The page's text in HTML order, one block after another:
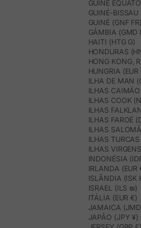
GUINÉ
GUINÉ-BISSAU
GUINÉ (GNF FR)
GÂMBIA (GMD
HAITI (HTG G)
HONDURAS
HONG KONG,
HUNGRIA (EUR
ILHA DE MAN
ILHAS
ILHAS COOK
ILHAS
ILHAS FAROÉ
ILHAS
ILHAS
ILHAS
INDONÉSIA
IRLANDA (EUR
ISLÂNDIA (ISK
ISRAEL (ILS ₪)
ITÁLIA (EUR €)
JAMAICA
JAPÃO (JPY ¥)